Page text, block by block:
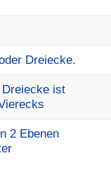
Dreiecke.
Dreiecke ist
2 Ebenen